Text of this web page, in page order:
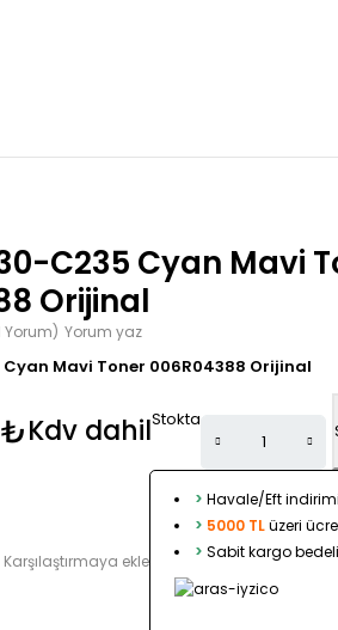
C235 Cyan Mavi
Orijinal
Yorum) Yorum yaz
Mavi Toner 006R04388 Orijinal
₺Kdv dahilStokta
Karşılaştırmaya ekle
> Havale/Eft
> 5000 TLüzeri
> Sabit kargo bedeli